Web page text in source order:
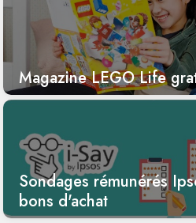
Magazine LEGO Life
Sondages rémunérés
bons d'achat